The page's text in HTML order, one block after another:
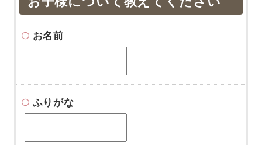
お名前
ふりがな